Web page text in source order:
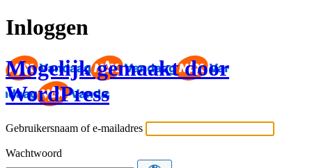
Inloggen
Mogelijk gemaakt door
WordPress
Gebruikersnaam of e-mailadres
Wachtwoord